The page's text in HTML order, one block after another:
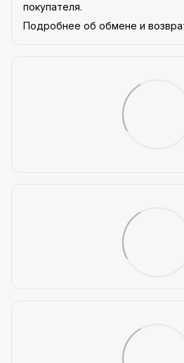
покупателя.
Подробнее об обмене и